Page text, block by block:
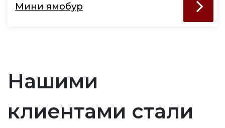
Мини ямобур
Нашими
клиентами стали